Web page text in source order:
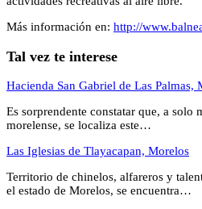
Más información en: http://
Tal vez te interese
Hacienda San Gabriel de Las Palmas,
Es sorprendente constatar que, a solo
morelense, se localiza este…
Las Iglesias de Tlayacapan, Morelos
Territorio de chinelos, alfareros y
el estado de Morelos, se encuentra…